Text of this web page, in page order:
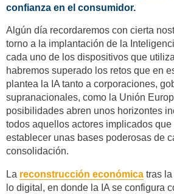
confianza en el consumidor.
Algún día recordaremos con cierta
torno a la implantación de la
cada uno de los dispositivos que
habremos superado los retos que en
plantea la IA tanto a corporaciones,
supranacionales, como la Unión
posibilidades abren unos horizontes
todos aquellos actores implicados que
establecer unas bases poderosas de
consolidación.
La reconstrucción económica tras
lo digital, en donde la IA se configura